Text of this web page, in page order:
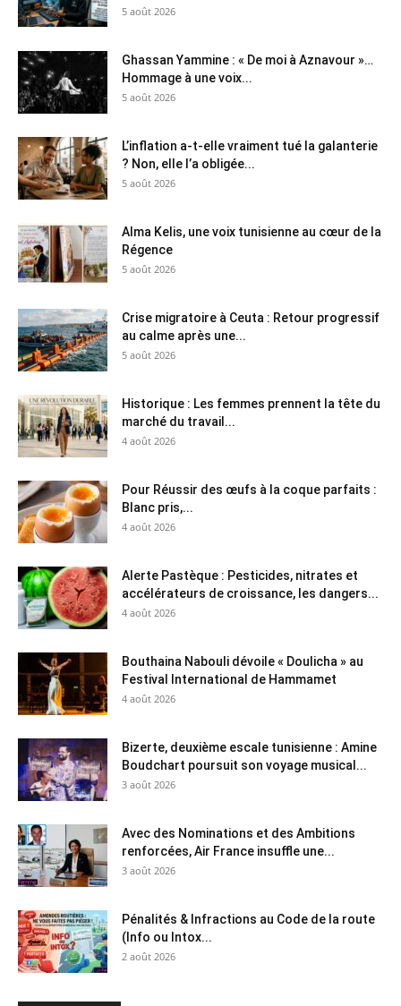
5 août 2026
Ghassan Yammine : « De moi à Aznavour »…
Hommage à une voix...
5 août 2026
L’inflation a-t-elle vraiment tué la galanterie
? Non, elle l’a obligée...
5 août 2026
Alma Kelis, une voix tunisienne au cœur de la
Régence
5 août 2026
Crise migratoire à Ceuta : Retour progressif
au calme après une...
5 août 2026
Historique : Les femmes prennent la tête du
marché du travail...
4 août 2026
Pour Réussir des œufs à la coque parfaits :
Blanc pris,...
4 août 2026
Alerte Pastèque : Pesticides, nitrates et
accélérateurs de croissance, les dangers...
4 août 2026
Bouthaina Nabouli dévoile « Doulicha » au
Festival International de Hammamet
4 août 2026
Bizerte, deuxième escale tunisienne : Amine
Boudchart poursuit son voyage musical...
3 août 2026
Avec des Nominations et des Ambitions
renforcées, Air France insuffle une...
3 août 2026
Pénalités & Infractions au Code de la route
(Info ou Intox...
2 août 2026